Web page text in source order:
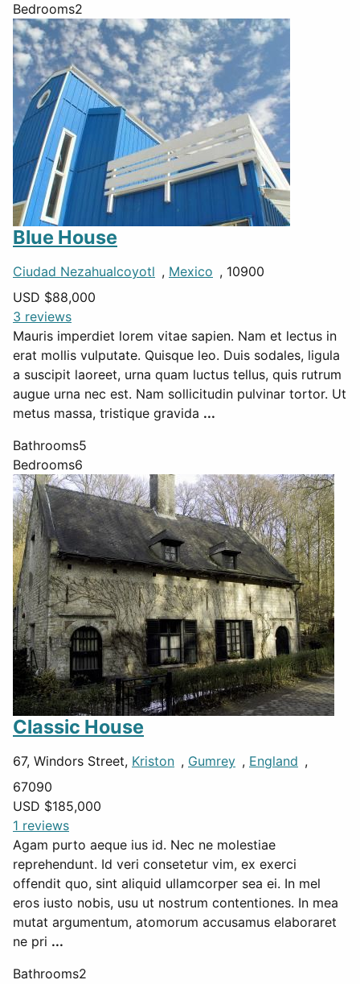
Bedrooms2
Blue House
Ciudad Nezahualcoyotl , Mexico , 10900
USD $88,000
3 reviews
Mauris imperdiet lorem vitae sapien. Nam et lectus in
erat mollis vulputate. Quisque leo. Duis sodales, ligula
a suscipit laoreet, urna quam luctus tellus, quis rutrum
augue urna nec est. Nam sollicitudin pulvinar tortor. Ut
metus massa, tristique gravida ...
Bathrooms5
Bedrooms6
Classic House
67, Windors Street, Kriston , Gumrey , England ,
67090
USD $185,000
1 reviews
Agam purto aeque ius id. Nec ne molestiae
reprehendunt. Id veri consetetur vim, ex exerci
offendit quo, sint aliquid ullamcorper sea ei. In mel
eros iusto nobis, usu ut nostrum contentiones. In mea
mutat argumentum, atomorum accusamus elaboraret
ne pri ...
Bathrooms2